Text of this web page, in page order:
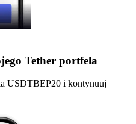
Tether portfela
USDTBEP20 i kontynuuj